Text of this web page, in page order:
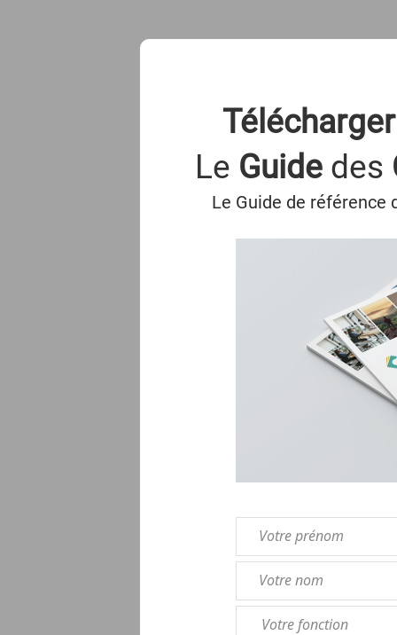
Télécharger
Le Guide des
Le Guide de référence